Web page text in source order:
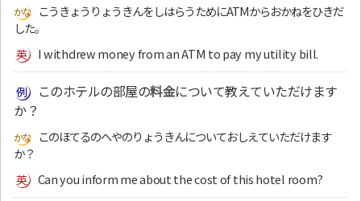
こうきょうりょうきんをしはらうためにATMからおかねをひきだ
した。
I withdrew money from an ATM to pay my utility bill.
このホテルの部屋の料金について教えていただけます
か？
このほてるのへやのりょうきんについておしえていただけます
か？
Can you inform me about the cost of this hotel room?